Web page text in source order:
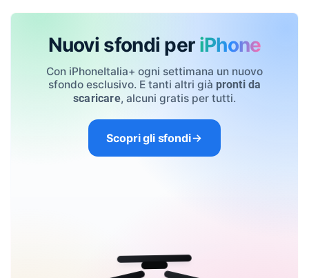
Nuovi sfondi per iPhone
Con iPhoneItalia+ ogni settimana un nuovo
sfondo esclusivo. E tanti altri già pronti da
scaricare, alcuni gratis per tutti.
Scopri gli sfondi